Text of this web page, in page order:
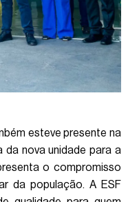
esteve presente na
da nova unidade para a
o compromisso
da população. A ESF